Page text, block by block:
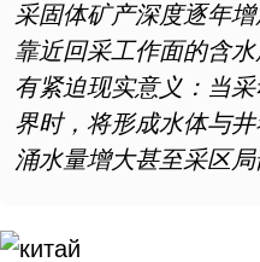
采固体矿产深度逐年
靠近回采工作面的含
有紧迫现实意义：当
界时，将形成水体与
涌水量增大甚至采区局